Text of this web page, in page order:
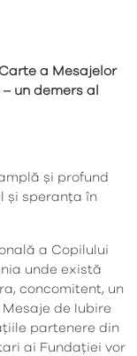
a Mesajelor
un demers al
și profund
și speranța în
a Copilului
unde există
concomitent, un
de Iubire
partenere din
ai Fundației vor